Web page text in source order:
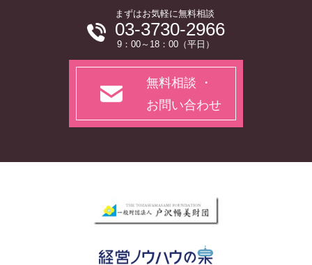
まずはお気軽に無料相談
03-3730-2966
9：00～18：00（平日）
無料相談 ・
お問い合わせ